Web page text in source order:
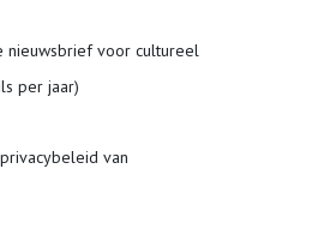
nieuwsbrief voor cultureel
per jaar)
van